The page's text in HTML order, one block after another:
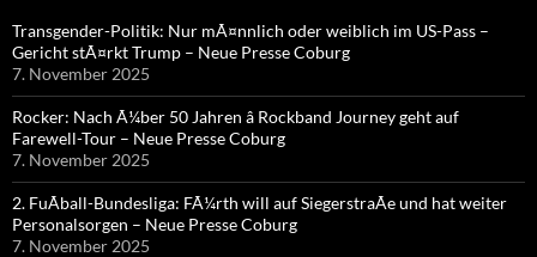
Transgender-Politik: Nur mÃ¤nnlich oder weiblich im US-Pass –
Gericht stÃ¤rkt Trump – Neue Presse Coburg
7. November 2025
Rocker: Nach Ã¼ber 50 Jahren â Rockband Journey geht auf
Farewell-Tour – Neue Presse Coburg
7. November 2025
2. FuÃball-Bundesliga: FÃ¼rth will auf SiegerstraÃe und hat weiter
Personalsorgen – Neue Presse Coburg
7. November 2025